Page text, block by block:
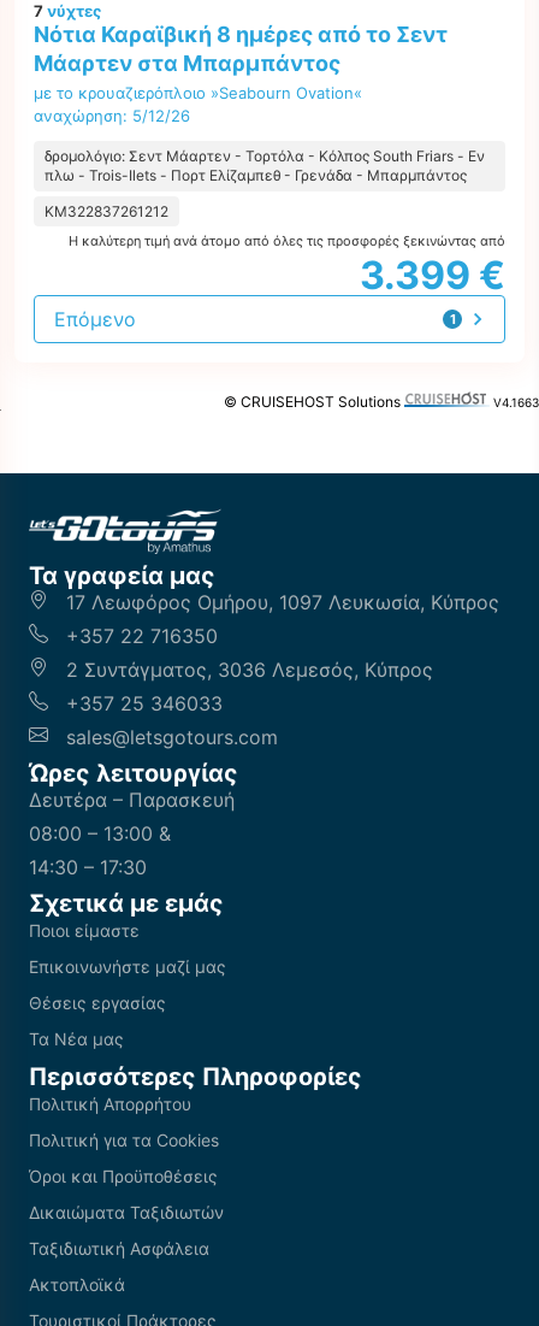
7νύχτες
Νότια Καραϊβική 8 ημέρες από το Σεντ
Μάαρτεν στα Μπαρμπάντος
με το κρουαζιερόπλοιο »Seabourn Ovation«
αναχώρηση: 5/12/26
δρομολόγιο: Σεντ Μάαρτεν - Τορτόλα - Κόλπος South Friars - Εν
πλω - Trois-Ilets - Πορτ Ελίζαμπεθ - Γρενάδα - Μπαρμπάντος
KM322837261212
Η καλύτερη τιμή ανά άτομο από όλες τις προσφορές ξεκινώντας από
3.399 €
1
προσφορά
Επόμενο
© CRUISEHOST Solutions V4.1663
Τα γραφεία μας
17 Λεωφόρος Ομήρου, 1097 Λευκωσία, Κύπρος
+357 22 716350
2 Συντάγματος, 3036 Λεμεσός, Κύπρος
+357 25 346033
sales@letsgotours.com
Ώρες λειτουργίας
Δευτέρα – Παρασκευή
08:00 – 13:00 &
14:30 – 17:30
Σχετικά με εμάς
Ποιοι είμαστε
Επικοινωνήστε μαζί μας
Θέσεις εργασίας
Τα Νέα μας
Περισσότερες Πληροφορίες
Πολιτική Απορρήτου
Πολιτική για τα Cookies
Όροι και Προϋποθέσεις
Δικαιώματα Ταξιδιωτών
Ταξιδιωτική Ασφάλεια
Ακτοπλοϊκά
Τουριστικοί Πράκτορες